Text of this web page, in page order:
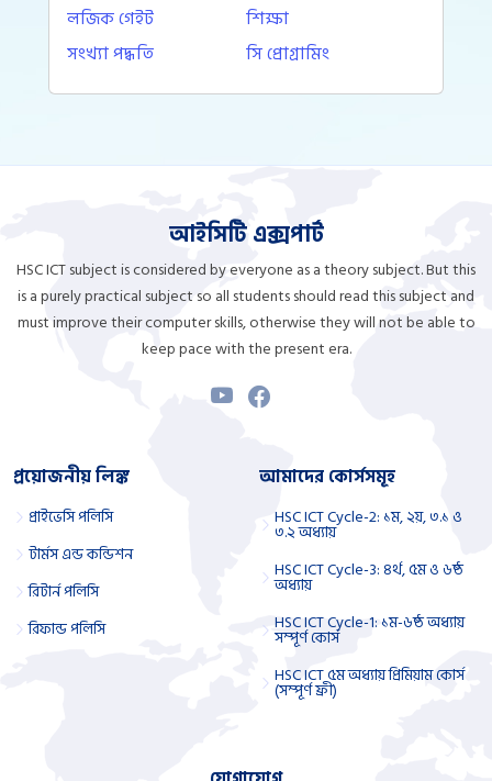
লজিক গেইট
শিক্ষা
সংখ্যা পদ্ধতি
সি প্রোগ্রামিং
আইসিটি এক্সপার্ট
HSC ICT subject is considered by everyone as a theory subject. But this
is a purely practical subject so all students should read this subject and
must improve their computer skills, otherwise they will not be able to
keep pace with the present era.
প্রয়োজনীয় লিঙ্ক
প্রাইভেসি পলিসি
টার্মস এন্ড কন্ডিশন
রিটার্ন পলিসি
রিফান্ড পলিসি
আমাদের কোর্সসমূহ
HSC ICT Cycle-2: ১ম, ২য়, ৩.১ ও
৩.২ অধ্যায়
HSC ICT Cycle-3: ৪র্থ, ৫ম ও ৬ষ্ঠ
অধ্যায়
HSC ICT Cycle-1: ১ম-৬ষ্ঠ অধ্যায়
সম্পূর্ণ কোর্স
HSC ICT ৫ম অধ্যায় প্রিমিয়াম কোর্স
(সম্পূর্ণ ফ্রী)